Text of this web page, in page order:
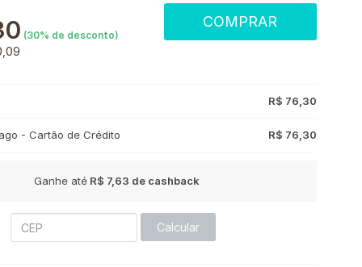
(30% de desconto)
COMPRAR
R$ 76,30
- Cartão de Crédito R$ 76,30
Ganhe atéR$ 7,63 de cashback
Calcular